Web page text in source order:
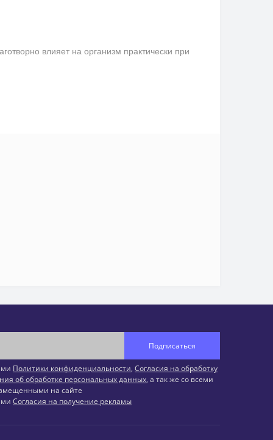
влияет на организм практически при
Подписаться
Политики конфиденциальности, Согласия на обработку
об обработке персональных данных, а так же со всеми
на сайте
Согласия на получение рекламы